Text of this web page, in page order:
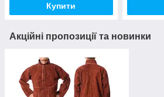
Купити
Акційні пропозиції та новинки